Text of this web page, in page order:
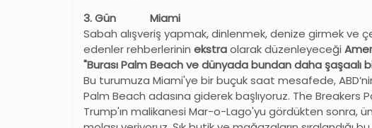
3. Gün Miami
Sabah alışveriş yapmak, dinlenmek, denize girmek ve
edenler rehberlerinin ekstraolarak düzenleyeceği
"Burası Palm Beach ve dünyada bundan daha şaşaalı
Bu turumuza Miami'ye bir buçuk saat mesafede,
Palm Beach adasına giderek başlıyoruz. The Breakers
Trump'ın malikanesi Mar-o-Lago'yu gördükten sonra,